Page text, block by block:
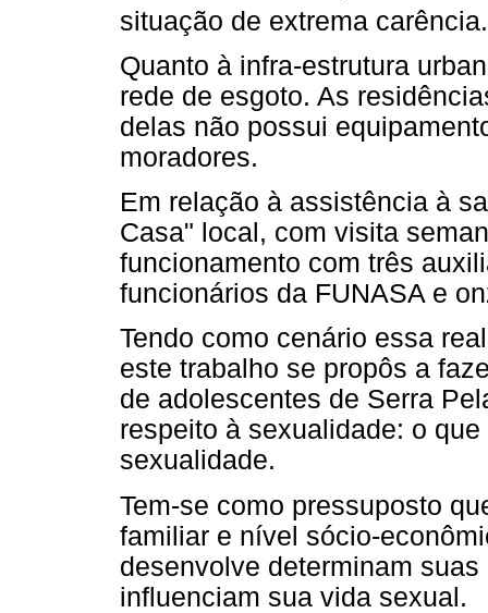
situação de extrema carência.
Quanto à infra-estrutura
rede de esgoto. As
delas não possui
moradores.
Em relação à assistência à
Casa" local, com visita
funcionamento com três
funcionários da FUNASA e
Tendo como cenário essa
este trabalho se propôs a
de adolescentes de Serra
respeito à sexualidade: o
sexualidade.
Tem-se como pressuposto
familiar e nível sócio-
desenvolve determinam
influenciam sua vida sexual.